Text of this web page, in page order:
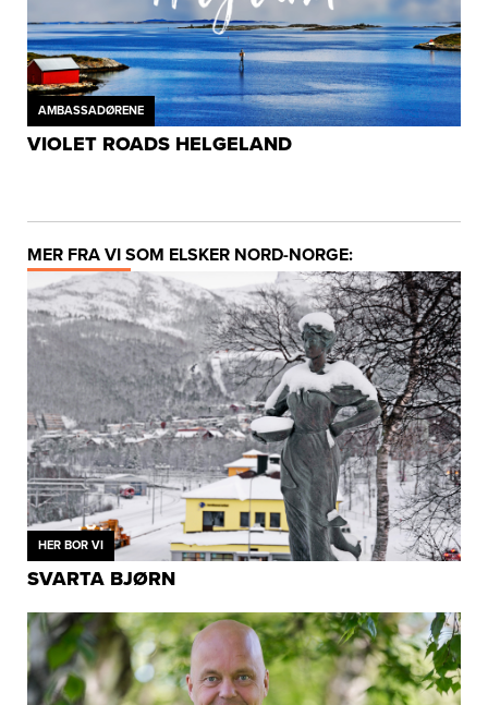
AMBASSADØRENE
VIOLET ROADS HELGELAND
MER FRA VI SOM ELSKER NORD-NORGE:
HER BOR VI
SVARTA BJØRN